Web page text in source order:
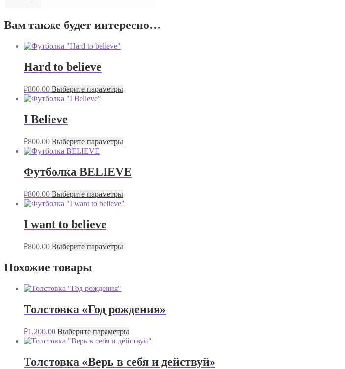
Вам также будет интересно…
Hard to believe
₽800.00 Выберите параметры
I Believe
₽800.00 Выберите параметры
Футболка BELIEVE
₽800.00 Выберите параметры
I want to believe
₽800.00 Выберите параметры
Похожие товары
Толстовка «Год рождения»
₽1,200.00 Выберите параметры
Толстовка «Верь в себя и действуй»